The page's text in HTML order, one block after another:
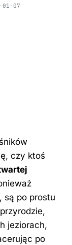
01-07
k
czy ktoś
są po prostu
jeziorach,
po